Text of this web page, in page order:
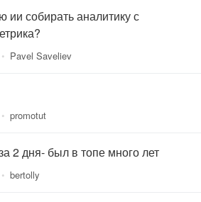
собирать аналитику с
• Pavel Saveliev
• promotut
2 дня- был в топе много лет
• bertolly